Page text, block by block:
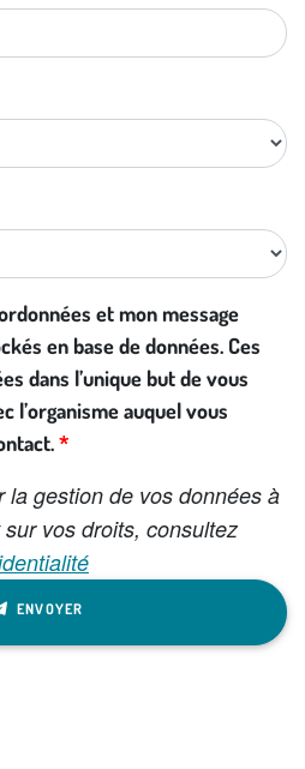
et mon message
en base de données. Ces
dans l’unique but de vous
l’organisme auquel vous
la gestion de vos données à
vos droits, consultez
ENVOYER